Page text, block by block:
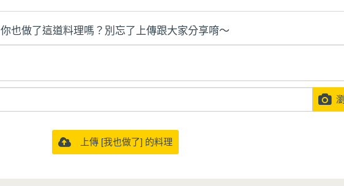
你也做了這道料理嗎？別忘了上傳跟大家分享唷～
上傳 [我也做了] 的料理